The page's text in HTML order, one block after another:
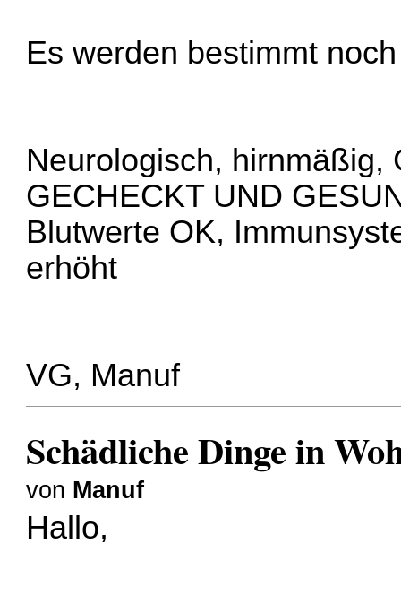
Es werden bestimmt
Neurologisch, hirnmäßig,
GECHECKT UND
Blutwerte OK,
erhöht
VG, Manuf
Schädliche Dinge in
von Manuf
Hallo,